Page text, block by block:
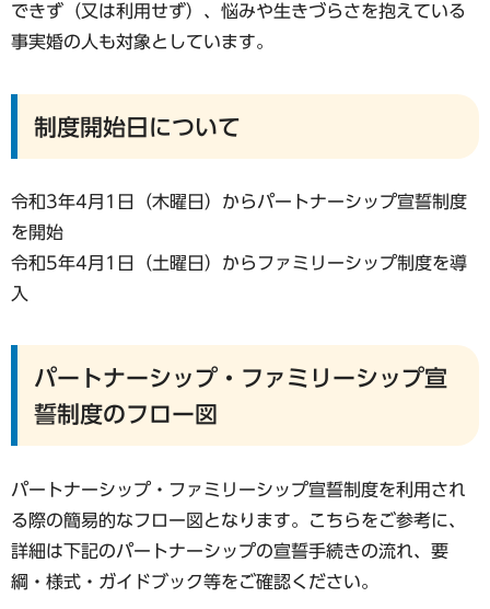
できず（又は利用せず）、悩みや生きづらさを抱えている
事実婚の人も対象としています。
制度開始日について
令和3年4月1日（木曜日）からパートナーシップ宣誓制度
を開始
令和5年4月1日（土曜日）からファミリーシップ制度を導
入
パートナーシップ・ファミリーシップ宣
誓制度のフロー図
パートナーシップ・ファミリーシップ宣誓制度を利用され
る際の簡易的なフロー図となります。こちらをご参考に、
詳細は下記のパートナーシップの宣誓手続きの流れ、要
綱・様式・ガイドブック等をご確認ください。